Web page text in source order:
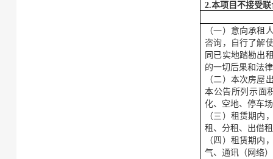
2.本项目不接受
（一）意向承租
咨询，自行了解
同已实地踏勘出
的一切后果和法
（二）本次房屋
本公告所列示面
化、空地、停车
（三）租赁期内
租、分租、出借
（四）租赁期内
气、通讯（网络